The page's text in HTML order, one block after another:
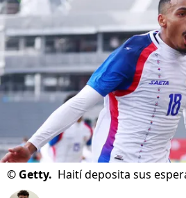
© Getty. Haití deposita sus